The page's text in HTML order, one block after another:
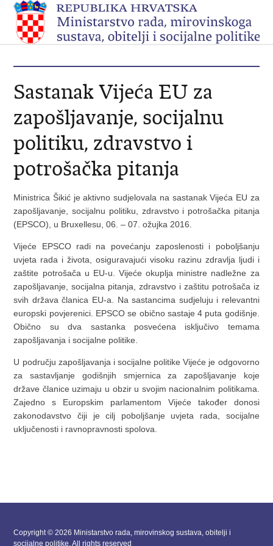
Sastanak Vijeća EU za
zapošljavanje, socijalnu
politiku, zdravstvo i
potrošačka pitanja
Ministrica Šikić je aktivno sudjelovala na sastanak Vijeća EU za
zapošljavanje, socijalnu politiku, zdravstvo i potrošačka pitanja
(EPSCO), u Bruxellesu, 06. – 07. ožujka 2016.
Vijeće EPSCO radi na povećanju zaposlenosti i poboljšanju
uvjeta rada i života, osiguravajući visoku razinu zdravlja ljudi i
zaštite potrošača u EU-u. Vijeće okuplja ministre nadležne za
zapošljavanje, socijalna pitanja, zdravstvo i zaštitu potrošača iz
svih država članica EU-a. Na sastancima sudjeluju i relevantni
europski povjerenici. EPSCO se obično sastaje 4 puta godišnje.
Obično su dva sastanka posvećena isključivo temama
zapošljavanja i socijalne politike.
U području zapošljavanja i socijalne politike Vijeće je odgovorno
za sastavljanje godišnjih smjernica za zapošljavanje koje
države članice uzimaju u obzir u svojim nacionalnim politikama.
Zajedno s Europskim parlamentom Vijeće također donosi
zakonodavstvo čiji je cilj poboljšanje uvjeta rada, socijalne
uključenosti i ravnopravnosti spolova.
Copyright © 2026 Ministarstvo rada, mirovinskog sustava, obitelji i
socijalne politike. All rights reserved